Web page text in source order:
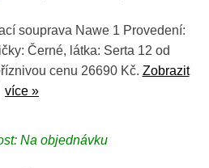
souprava Nawe 1 Provedení:
Černé, látka: Serta 12 od
cenu 26690 Kč. Zobrazit
více »
Na objednávku